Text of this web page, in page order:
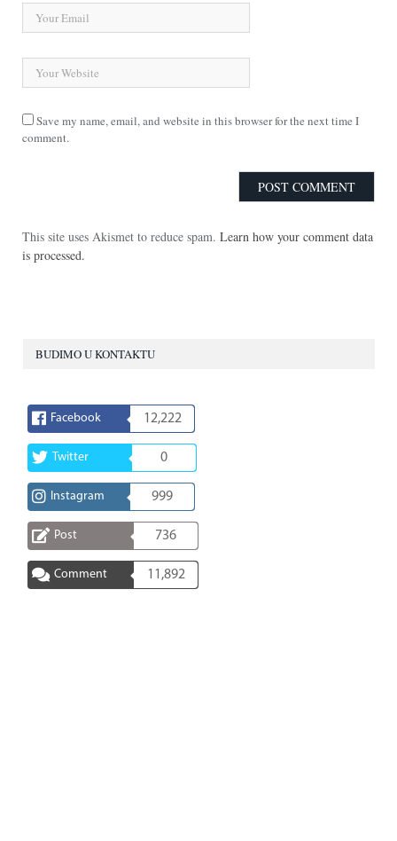
Save my name, email, and website in this browser for the next time I
comment.
This site uses Akismet to reduce spam. Learn how your comment data
is processed.
BUDIMO U KONTAKTU
Facebook 12,222
Twitter 0
Instagram 999
Post 736
Comment 11,892